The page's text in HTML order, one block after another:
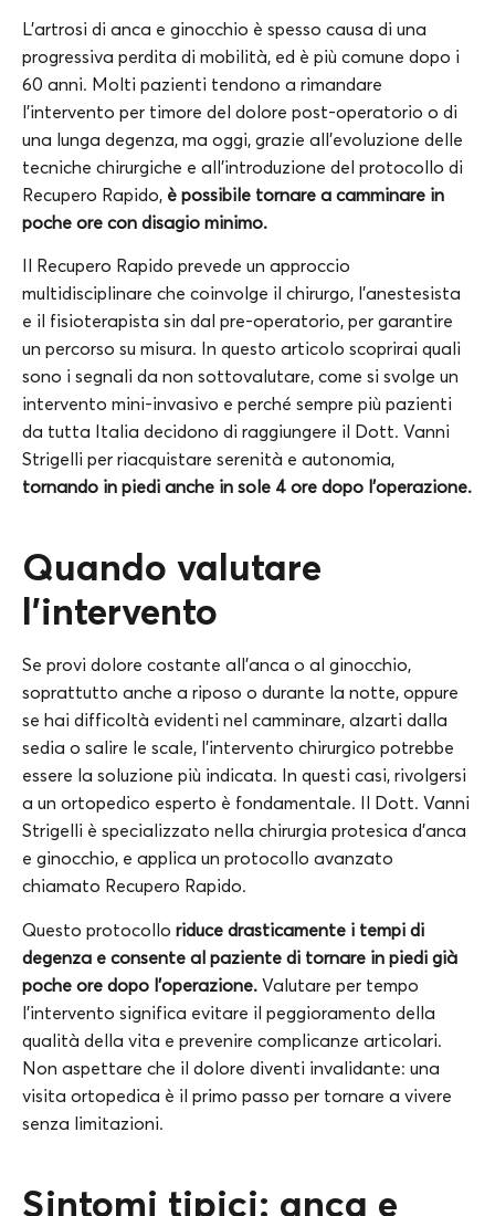
L’artrosi di anca e ginocchio è spesso causa di una
progressiva perdita di mobilità, ed è più comune dopo i
60 anni. Molti pazienti tendono a rimandare
l’intervento per timore del dolore post-operatorio o di
una lunga degenza, ma oggi, grazie all’evoluzione delle
tecniche chirurgiche e all’introduzione del protocollo di
Recupero Rapido, è possibile tornare a camminare in
poche ore con disagio minimo.
Il Recupero Rapido prevede un approccio
multidisciplinare che coinvolge il chirurgo, l’anestesista
e il fisioterapista sin dal pre-operatorio, per garantire
un percorso su misura. In questo articolo scoprirai quali
sono i segnali da non sottovalutare, come si svolge un
intervento mini-invasivo e perché sempre più pazienti
da tutta Italia decidono di raggiungere il Dott. Vanni
Strigelli per riacquistare serenità e autonomia,
tornando in piedi anche in sole 4 ore dopo l’operazione.
Quando valutare
l’intervento
Se provi dolore costante all’anca o al ginocchio,
soprattutto anche a riposo o durante la notte, oppure
se hai difficoltà evidenti nel camminare, alzarti dalla
sedia o salire le scale, l’intervento chirurgico potrebbe
essere la soluzione più indicata. In questi casi, rivolgersi
a un ortopedico esperto è fondamentale. Il Dott. Vanni
Strigelli è specializzato nella chirurgia protesica d’anca
e ginocchio, e applica un protocollo avanzato
chiamato Recupero Rapido.
Questo protocollo riduce drasticamente i tempi di
degenza e consente al paziente di tornare in piedi già
poche ore dopo l’operazione. Valutare per tempo
l’intervento significa evitare il peggioramento della
qualità della vita e prevenire complicanze articolari.
Non aspettare che il dolore diventi invalidante: una
visita ortopedica è il primo passo per tornare a vivere
senza limitazioni.
Sintomi tipici: anca e